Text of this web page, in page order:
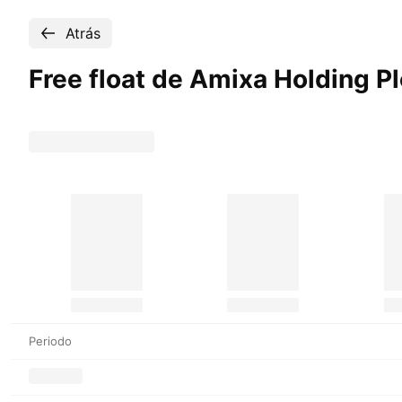
Atrás
Free float de Amixa Holding
Periodo